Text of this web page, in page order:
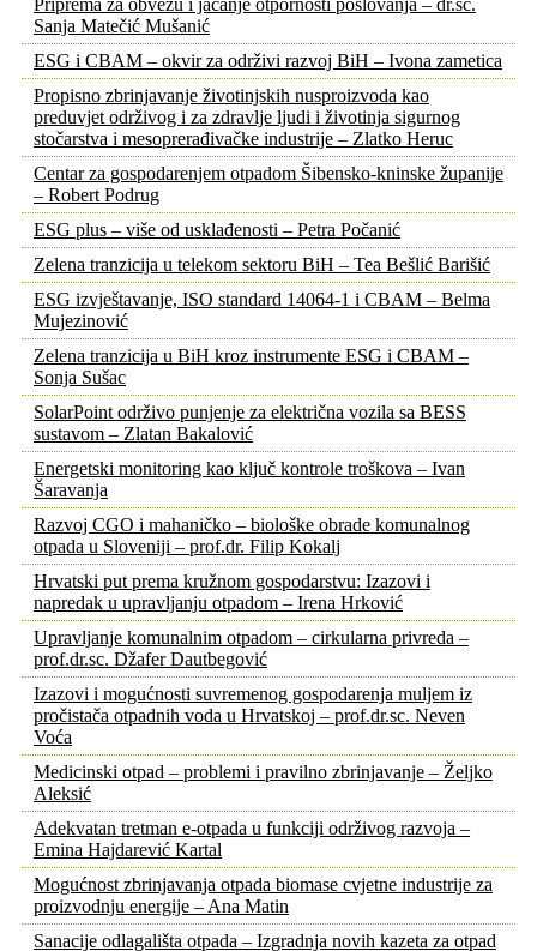
Priprema za obvezu i jačanje otpornosti poslovanja – dr.sc.
Sanja Matečić Mušanić
ESG i CBAM – okvir za održivi razvoj BiH – Ivona zametica
Propisno zbrinjavanje životinjskih nusproizvoda kao
preduvjet održivog i za zdravlje ljudi i životinja sigurnog
stočarstva i mesoprerađivačke industrije – Zlatko Heruc
Centar za gospodarenjem otpadom Šibensko-kninske županije
– Robert Podrug
ESG plus – više od usklađenosti – Petra Počanić
Zelena tranzicija u telekom sektoru BiH – Tea Bešlić Barišić
ESG izvještavanje, ISO standard 14064-1 i CBAM – Belma
Mujezinović
Zelena tranzicija u BiH kroz instrumente ESG i CBAM –
Sonja Sušac
SolarPoint održivo punjenje za električna vozila sa BESS
sustavom – Zlatan Bakalović
Energetski monitoring kao ključ kontrole troškova – Ivan
Šaravanja
Razvoj CGO i mahaničko – biološke obrade komunalnog
otpada u Sloveniji – prof.dr. Filip Kokalj
Hrvatski put prema kružnom gospodarstvu: Izazovi i
napredak u upravljanju otpadom – Irena Hrković
Upravljanje komunalnim otpadom – cirkularna privreda –
prof.dr.sc. Džafer Dautbegović
Izazovi i mogućnosti suvremenog gospodarenja muljem iz
pročistača otpadnih voda u Hrvatskoj – prof.dr.sc. Neven
Voća
Medicinski otpad – problemi i pravilno zbrinjavanje – Željko
Aleksić
Adekvatan tretman e-otpada u funkciji održivog razvoja –
Emina Hajdarević Kartal
Mogućnost zbrinjavanja otpada biomase cvjetne industrije za
proizvodnju energije – Ana Matin
Sanacije odlagališta otpada – Izgradnja novih kazeta za otpad